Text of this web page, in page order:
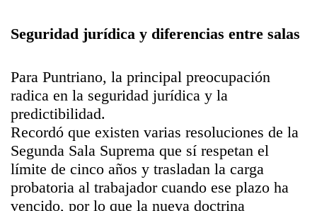
Seguridad jurídica y diferencias entre salas
Para Puntriano, la principal preocupación
radica en la seguridad jurídica y la
predictibilidad.
Recordó que existen varias resoluciones de la
Segunda Sala Suprema que sí respetan el
límite de cinco años y trasladan la carga
probatoria al trabajador cuando ese plazo ha
vencido, por lo que la nueva doctrina